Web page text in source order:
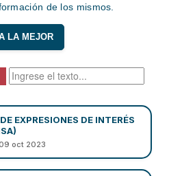
de los mismos.
LA MEJOR
EXPRESIONES DE INTERÉS
oct 2023